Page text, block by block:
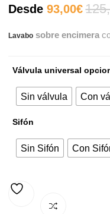
Desde 93,00€El
es:
Lavabo sobre encimera
Válvula universal
Sin válvula Con
Sifón
Sin Sifón Con